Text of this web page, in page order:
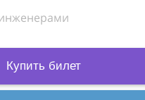
Купить билет